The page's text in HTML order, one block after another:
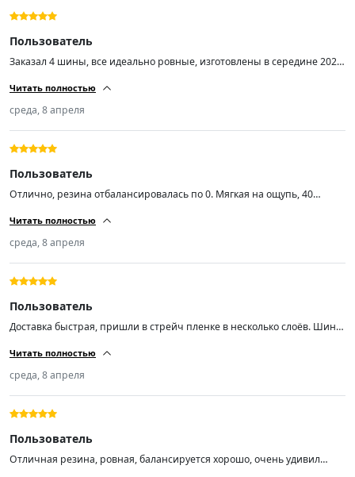
Пользователь
Заказал 4 шины, все идеально ровные, изготовлены в середине 2025
👍
Читать полностью
среда, 8 апреля
Пользователь
Отлично, резина отбалансировалась по 0. Мягкая на ощупь, 40
Читать полностью
среда, 8 апреля
Пользователь
Доставка быстрая, пришли в стрейч пленке в несколько слоёв. Шины
Читать полностью
среда, 8 апреля
Пользователь
Отличная резина, ровная, балансируется хорошо, очень удивил